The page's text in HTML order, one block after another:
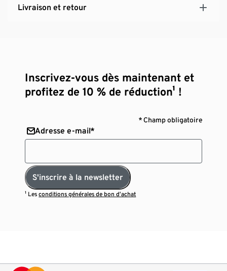
Livraison et retour
Inscrivez-vous dès maintenant et
profitez de 10 % de réduction¹ !
* Champ obligatoire
Adresse e-mail*
S'inscrire à la newsletter
¹ Lesconditions générales de bon d’achat